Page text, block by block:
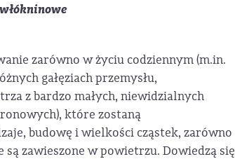
zarówno w życiu codziennym (m.in.
gałęziach przemysłu,
z bardzo małych, niewidzialnych
które zostaną
budowę i wielkości cząstek, zarówno
zawieszone w powietrzu. Dowiedzą się